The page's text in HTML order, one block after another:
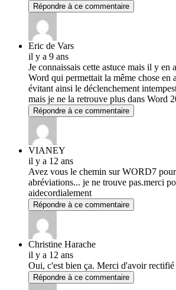
Répondre à ce commentaire
Eric de Vars
il y a 9 ans
Je connaissais cette astuce mais il y en
Word qui permettait la même chose en
évitant ainsi le déclenchement
mais je ne la retrouve plus dans Word
Répondre à ce commentaire
VIANEY
il y a 12 ans
Avez vous le chemin sur WORD7 pour
abréviations... je ne trouve pas.merci
aidecordialement
Répondre à ce commentaire
Christine Harache
il y a 12 ans
Oui, c'est bien ça. Merci d'avoir
Répondre à ce commentaire